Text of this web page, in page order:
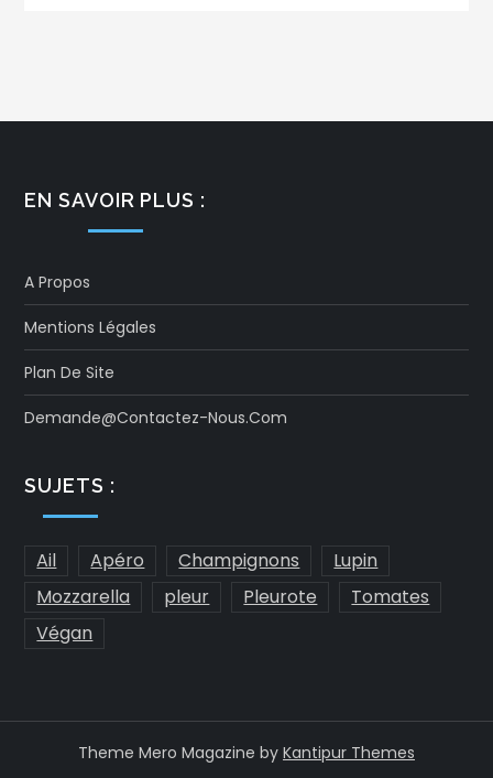
EN SAVOIR PLUS :
A Propos
Mentions Légales
Plan De Site
Demande@contactez-Nous.com
SUJETS :
Ail Apéro Champignons
Lupin
Mozzarella
pleur Pleurote
Tomates
Végan
Theme Mero Magazine by Kantipur Themes